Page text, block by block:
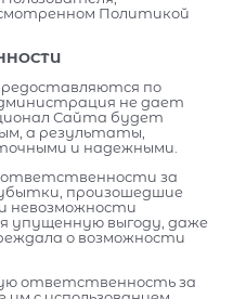
Политикой
по
не дает
Сайта будет
а результаты,
и надежными.
ответственности за
произошедшие
невозможности
упущенную выгоду, даже
о возможности
ответственность за